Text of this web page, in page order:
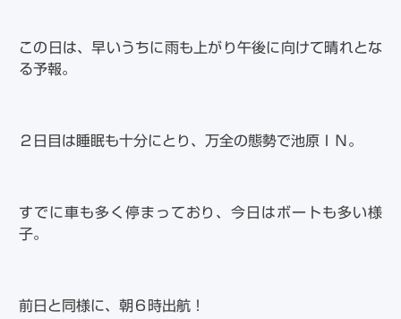
この日は、早いうちに雨も上がり午後に向けて晴れとな
る予報。
２日目は睡眠も十分にとり、万全の態勢で池原ＩＮ。
すでに車も多く停まっており、今日はボートも多い様
子。
前日と同様に、朝６時出航！